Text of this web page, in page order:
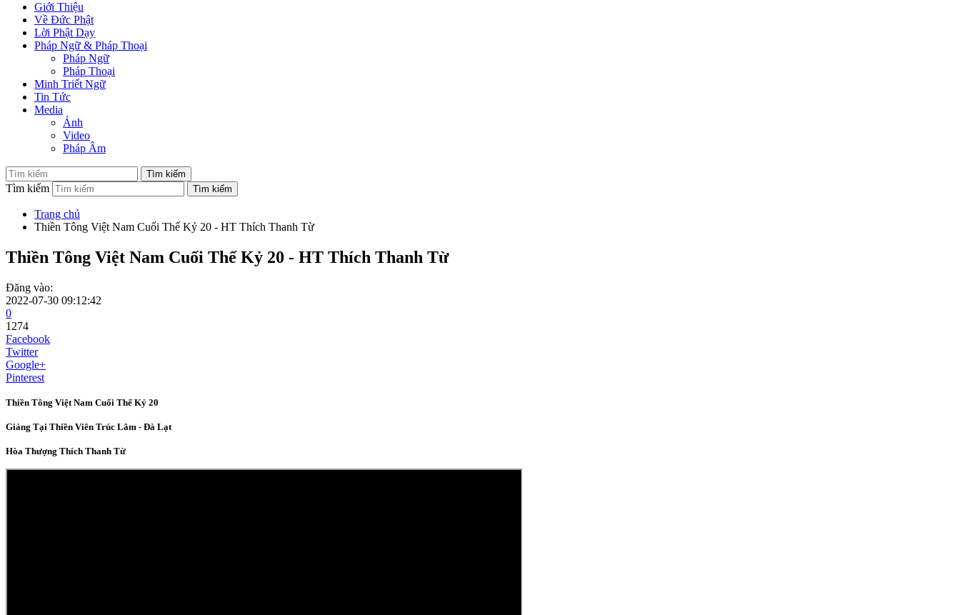
Giới Thiệu
Về Đức Phật
Lời Phật Dạy
Pháp Ngữ & Pháp Thoại
Pháp Ngữ
Pháp Thoại
Minh Triết Ngữ
Tin Tức
Media
Ảnh
Video
Pháp Âm
Tìm kiếm
Trang chủ
Thiền Tông Việt Nam Cuối Thế Kỷ 20 - HT Thích Thanh Từ
Thiền Tông Việt Nam Cuối Thế Kỷ 20 - HT Thích Thanh Từ
Đăng vào:
2022-07-30 09:12:42
0
1274
Facebook
Twitter
Google+
Pinterest
Thiền Tông Việt Nam Cuối Thế Kỷ 20
Giảng Tại Thiền Viên Trúc Lâm - Đà Lạt
Hòa Thượng Thích Thanh Từ